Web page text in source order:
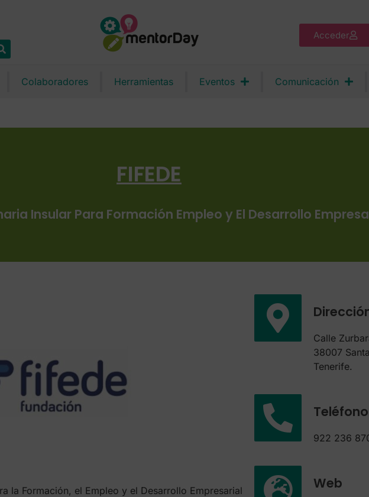
Acceder
Colaboradores Herramientas Eventos Comunicación
FIFEDE
Insular Para Formación Empleo y El Desarrollo
la Formación, el Empleo y el Desarrollo Empresarial
Calle
38007
Tenerife.
Teléfono
922 236
Web